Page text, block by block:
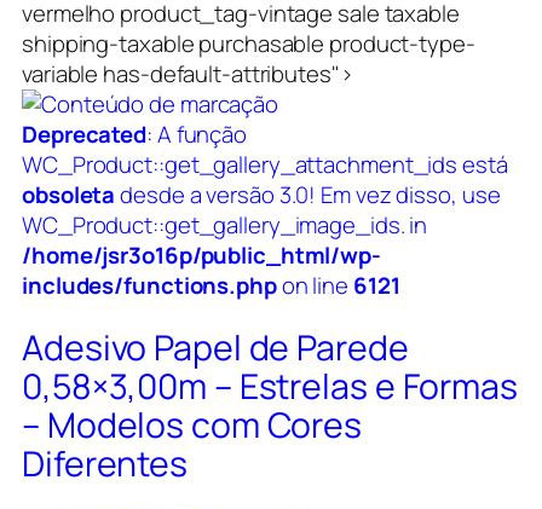
vermelho product_tag-vintage sale taxable
shipping-taxable purchasable product-type-
variable has-default-attributes">
Deprecated: A função
WC_Product::get_gallery_attachment_ids está
obsoletadesde a versão 3.0! Em vez disso, use
WC_Product::get_gallery_image_ids. in
/home/jsr3o16p/public_html/wp-
includes/functions.phpon line 6121
Adesivo Papel de Parede
0,58×3,00m – Estrelas e Formas
– Modelos com Cores
Diferentes